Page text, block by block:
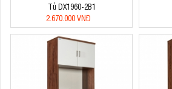
Tủ DX1960-2B1
2.670.000 VNĐ